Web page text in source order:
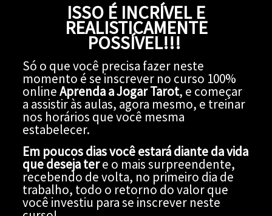
ISSO É INCRÍVEL E
REALISTICAMENTE
POSSÍVEL!!!
Só o que você precisa fazer neste
momento é se inscrever no curso 100%
onlineAprenda a Jogar Tarot, e começar
a assistir às aulas, agora mesmo, e treinar
nos horários que você mesma
estabelecer.
Em poucos dias você estará diante da vida
que deseja tere o mais surpreendente,
recebendo de volta, no primeiro dia de
trabalho, todo o retorno do valor que
você investiu para se inscrever neste